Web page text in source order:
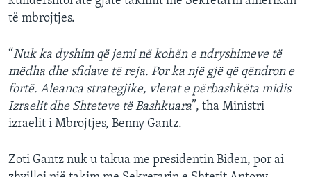
të mbrojtjes.
“Nuk ka dyshim që jemi në kohën e ndryshimeve të
mëdha dhe sfidave të reja. Por ka një gjë që qëndron e
fortë. Aleanca strategjike, vlerat e përbashkëta midis
Izraelit dhe Shteteve të Bashkuara”, tha Ministri
izraelit i Mbrojtjes, Benny Gantz.
Zoti Gantz nuk u takua me presidentin Biden, por ai